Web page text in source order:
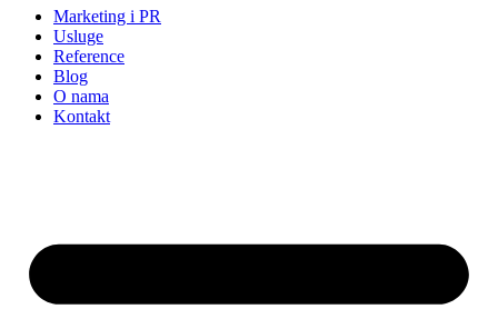
Marketing i PR
Usluge
Reference
Blog
O nama
Kontakt